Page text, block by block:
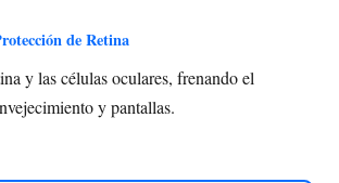
de Retina
y las células oculares, frenando el
y pantallas.